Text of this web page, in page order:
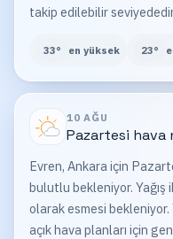
takip edilebilir
33° en yüksek 23°
10 AĞU
Pazartesi hava
Evren, Ankara için
bulutlu bekleniyor.
olarak esmesi
açık hava planları için